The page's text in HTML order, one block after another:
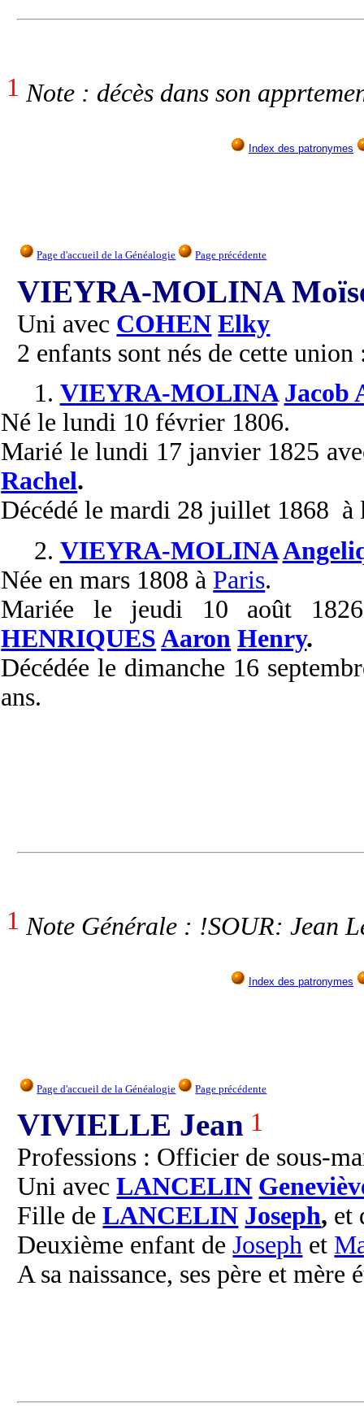
1 Note : décès dans son
Index des patronymes
Page d'accueil de la Généalogie Page précédente
VIEYRA-MOLINA
Uni avec COHEN Elky
2 enfants sont nés de cette union
1. VIEYRA-MOLINA Jacob
Né le lundi 10 février 1806.
Marié le lundi 17 janvier 1825
Rachel.
Décédé le mardi 28 juillet 1868 à
2. VIEYRA-MOLINA
Née en mars 1808 à Paris.
Mariée le jeudi 10 août
HENRIQUES Aaron Henry.
Décédée le dimanche 16
ans.
1 Note Générale : !SOUR: Jean
Index des patronymes
Page d'accueil de la Généalogie Page précédente
VIVIELLE Jean 1
Professions : Officier de sous-
Uni avecLANCELIN
Fille deLANCELIN Joseph, et
Deuxième enfant deJoseph et
A sa naissance, ses père et mère